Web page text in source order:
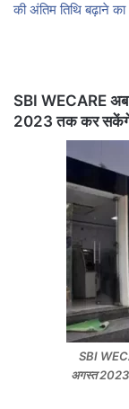
की अंतिम तिथि बढ़ाने
SBI WECARE अब
2023 तक कर सकेंगे
SBI
अगस्त 2023